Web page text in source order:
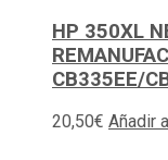
HP 350XL
CB335EE/
20,50€ Añadir